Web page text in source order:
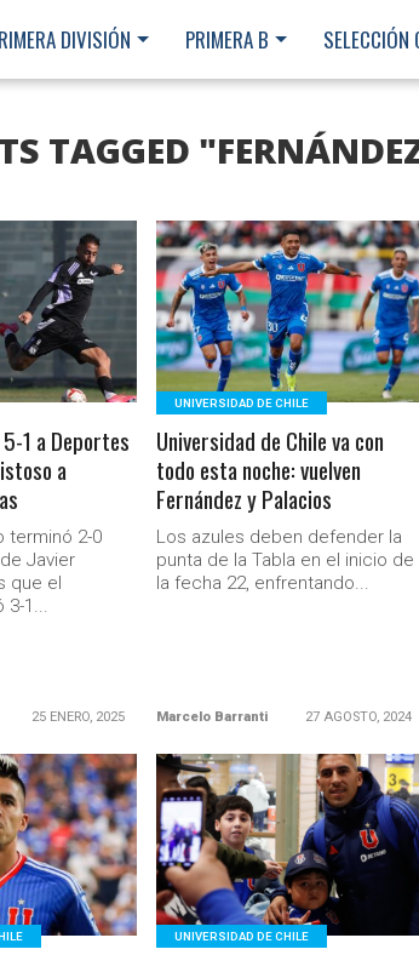
DIVISIÓN PRIMERA B SELECCIÓN
TAGGED
MÁS
1 a Deportes
a
terminó 2-0
Javier
que el
3-1...
25 ENERO, 2025
LEER MÁS
UNIVERSIDAD DE CHILE
Universidad de Chile va con
todo esta noche: vuelven
Fernández y Palacios
Los azules deben defender la
punta de la Tabla en el inicio de
la fecha 22, enfrentando...
Marcelo Barranti 27 AGOSTO, 2024
MÁS LEER MÁS
UNIVERSIDAD DE CHILE